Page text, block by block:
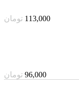
113,000 تومان
96,000 تومان